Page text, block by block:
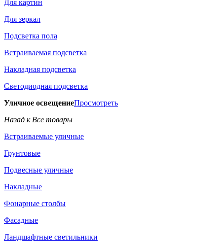
Для картин
Для зеркал
Подсветка пола
Встраиваемая подсветка
Накладная подсветка
Светодиодная подсветка
Уличное освещениеПросмотреть
Назад к Все товары
Встраиваемые уличные
Грунтовые
Подвесные уличные
Накладные
Фонарные столбы
Фасадные
Ландшафтные светильники